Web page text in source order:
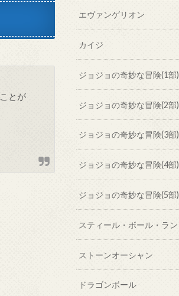
とが
エヴァンゲリオン
カイジ
ジョジョの奇妙な冒険(1部)
ジョジョの奇妙な冒険(2部)
ジョジョの奇妙な冒険(3部)
ジョジョの奇妙な冒険(4部)
ジョジョの奇妙な冒険(5部)
スティール・ボール・ラン
ストーンオーシャン
ドラゴンボール